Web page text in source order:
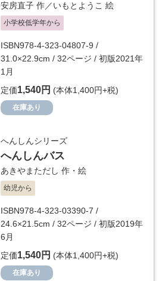
安房直子 作／いもとようこ 絵
小学校低学年から
ISBN978-4-323-04807-9 /
31.0×22.9cm / 32ページ / 初版2021年
1月
定価1,540円 (本体1,400円+税)
在庫あり
へんしんシリーズ
へんしんバス
あきやまただし 作・絵
幼児から
ISBN978-4-323-03390-7 /
24.6×21.5cm / 32ページ / 初版2019年
6月
定価1,540円 (本体1,400円+税)
在庫あり